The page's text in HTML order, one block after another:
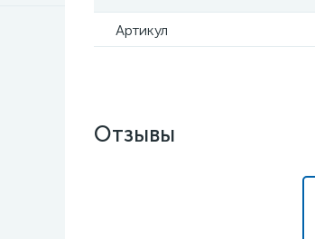
Артикул
Отзывы